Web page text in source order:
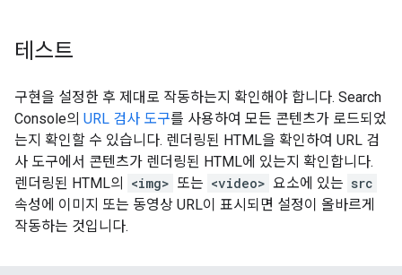
테스트
구현을 설정한 후 제대로 작동하는지 확인해야 합니다. Search
Console의 URL 검사 도구를 사용하여 모든 콘텐츠가 로드되었
는지 확인할 수 있습니다. 렌더링된 HTML을 확인하여 URL 검
사 도구에서 콘텐츠가 렌더링된 HTML에 있는지 확인합니다.
렌더링된 HTML의
<img> 또는 <video> 요소에 있는 src
속성에 이미지 또는 동영상 URL이 표시되면 설정이 올바르게
작동하는 것입니다.